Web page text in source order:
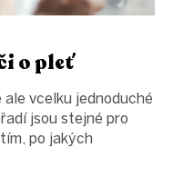
o pleť
vcelku jednoduché
jsou stejné pro
po jakých